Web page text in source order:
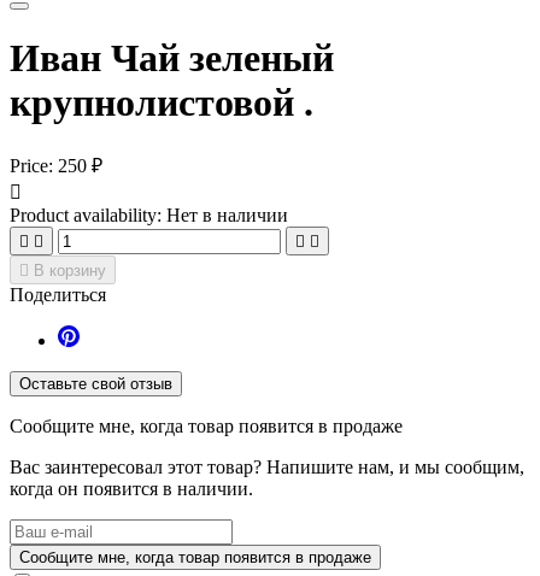
Иван Чай зеленый
крупнолистовой .
Price: 250 ₽

Product availability: Нет в наличии
   
 В корзину
Поделиться
Оставьте свой отзыв
Сообщите мне, когда товар появится в продаже
Вас заинтересовал этот товар? Напишите нам, и мы сообщим,
когда он появится в наличии.
Сообщите мне, когда товар появится в продаже